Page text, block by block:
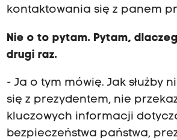
kontaktowania się z panem
Nie o to pytam. Pytam,
drugi raz.
- Ja o tym mówię. Jak służby
się z prezydentem, nie
kluczowych informacji
bezpieczeństwa państwa,